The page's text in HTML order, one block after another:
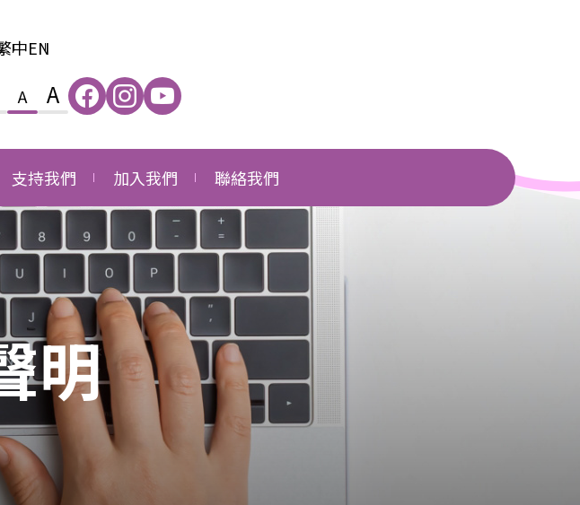
中EN
A A
支持我們
外購服務
捐款支持
成為義工
成為企業伙伴
鳴謝
加入我們
職位空缺
職位申請
聯絡我們
單位一覽
相關網頁
下載區
明